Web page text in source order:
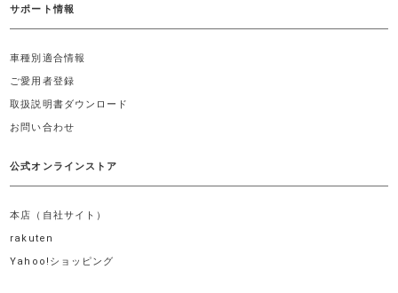
サポート情報
車種別適合情報
ご愛用者登録
取扱説明書ダウンロード
お問い合わせ
公式オンラインストア
本店（自社サイト）
rakuten
Yahoo!ショッピング